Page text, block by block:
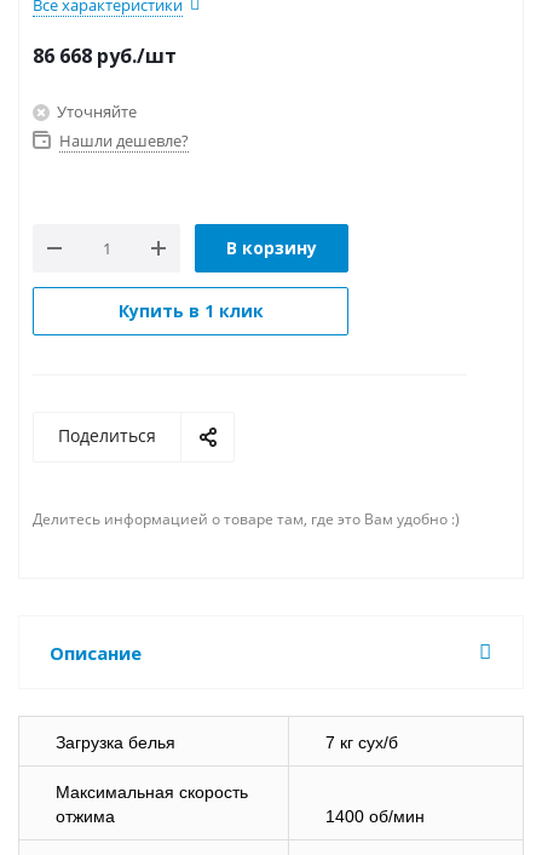
Все характеристики
86 668 руб./шт
Уточняйте
Нашли дешевле?
В корзину
Купить в 1 клик
Поделиться
Делитесь информацией о товаре там, где это Вам удобно :)
Описание
Загрузка белья 7 кг сух/б
Максимальная скорость
отжима
1400 об/мин